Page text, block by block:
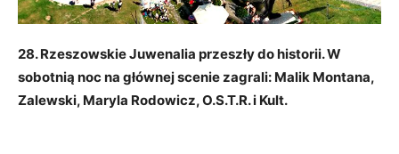
28. Rzeszowskie Juwenalia przeszły do historii. W
sobotnią noc na głównej scenie zagrali: Malik Montana,
Zalewski, Maryla Rodowicz, O.S.T.R. i Kult.